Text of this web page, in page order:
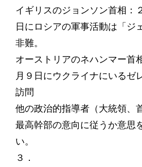
イギリスのジョンソン首相：
日にロシアの軍事活動は「ジ
非難。
オーストリアのネハンマー首
月９日にウクライナにいるゼ
訪問
他の政治的指導者（大統領、
最高幹部の意向に従うか意思
い。
３．